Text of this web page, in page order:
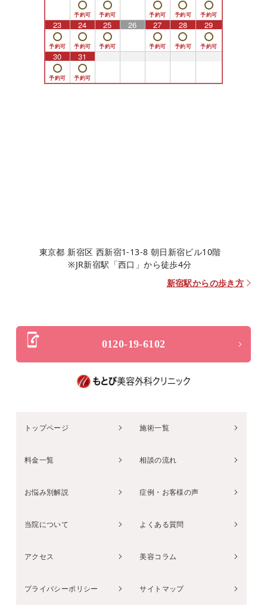
23 24 25 26 27 28 29
30 31
東京都 新宿区 西新宿1-13-8 朝日新宿ビル10階
※JR新宿駅「西口」から徒歩4分
新宿駅からの歩き方
0120-19-6102
トップページ 施術一覧
料金一覧 相談の流れ
お悩み別解説 症例・お客様の声
当院について よくある質問
アクセス 美容コラム
プライバシーポリシー サイトマップ